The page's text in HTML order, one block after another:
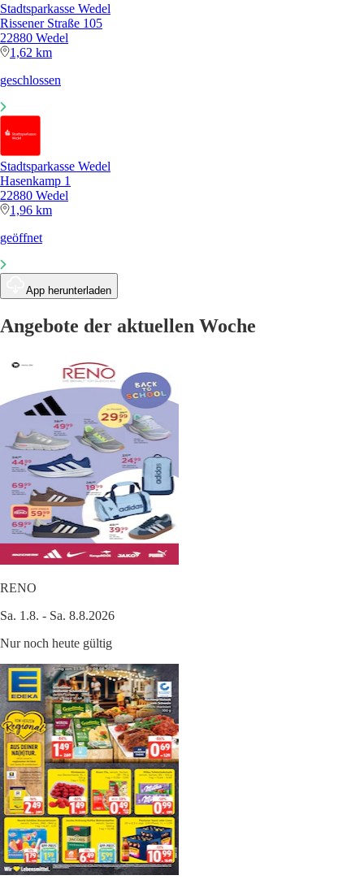
Stadtsparkasse Wedel
Rissener Straße 105
22880 Wedel
1,62 km
geschlossen
Stadtsparkasse Wedel
Hasenkamp 1
22880 Wedel
1,96 km
geöffnet
App herunterladen
Angebote der aktuellen Woche
RENO
Sa. 1.8. - Sa. 8.8.2026
Nur noch heute gültig